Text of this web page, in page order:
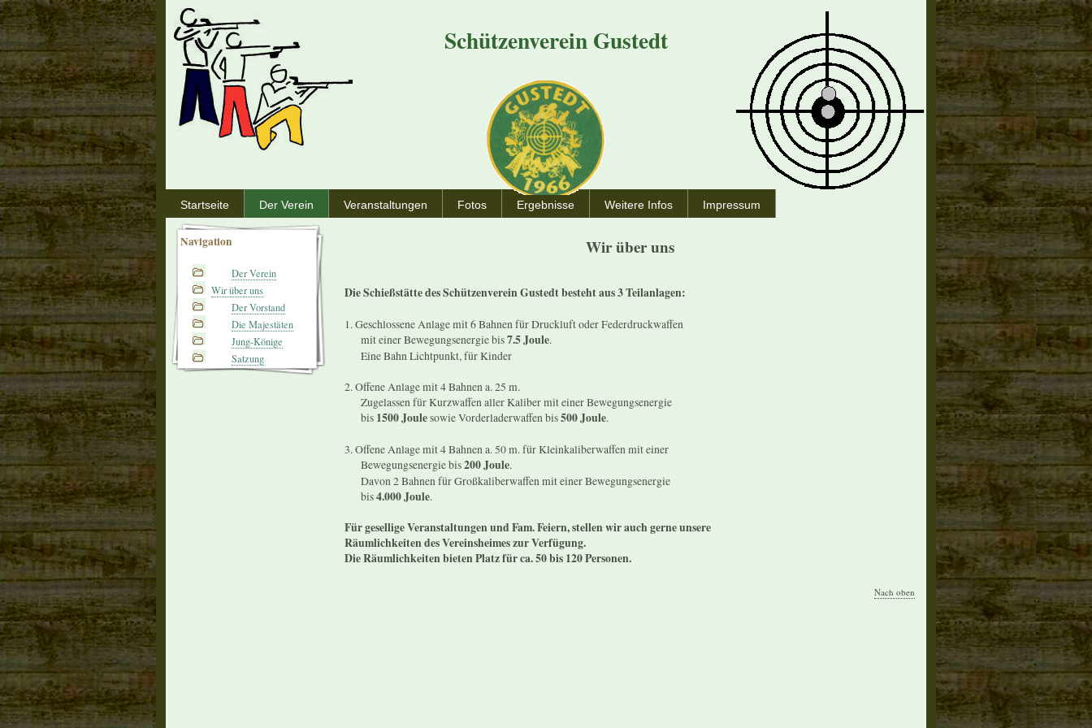
Schützenverein Gustedt
Startseite Der Verein Veranstaltungen Fotos Ergebnisse Weitere Infos Impressum
Wir über uns
Die Schießstätte des Schützenverein Gustedt besteht aus 3 Teilanlagen:
1. Geschlossene Anlage mit 6 Bahnen für Druckluft oder Federdruckwaffen
mit einer Bewegungsenergie bis7.5 Joule.
Eine Bahn Lichtpunkt, für Kinder
2. Offene Anlage mit 4 Bahnen a. 25 m.
Zugelassen für Kurzwaffen aller Kaliber mit einer Bewegungsenergie
bis 1500 Joulesowie Vorderladerwaffen bis500 Joule.
3. Offene Anlage mit 4 Bahnen a. 50 m. für Kleinkaliberwaffen mit einer
Bewegungsenergie bis200 Joule.
Davon 2 Bahnen für Großkaliberwaffen mit einer Bewegungsenergie
bis4.000 Joule.
Für gesellige Veranstaltungen und Fam. Feiern, stellen wir auch gerne unsere
Räumlichkeiten des Vereinsheimes zur Verfügung.
Die Räumlichkeiten bieten Platz für ca. 50 bis 120 Personen.
Nach oben
Navigation
Der Verein
Wir über uns
Der Vorstand
Die Majestäten
Jung-Könige
Satzung